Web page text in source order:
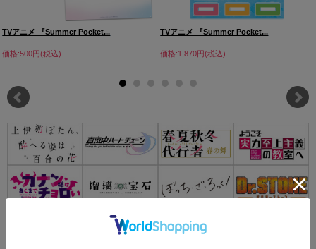
TVアニメ 『Summer Pocket...
価格:500円(税込)
TVアニメ 『Summer Pocket...
価格:1,870円(税込)